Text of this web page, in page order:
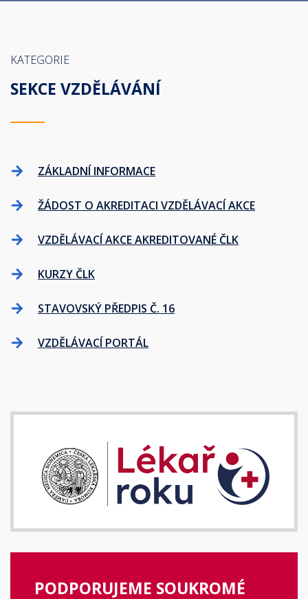
KATEGORIE
SEKCE VZDĚLÁVÁNÍ
ZÁKLADNÍ INFORMACE
ŽÁDOST O AKREDITACI VZDĚLÁVACÍ AKCE
VZDĚLÁVACÍ AKCE AKREDITOVANÉ ČLK
KURZY ČLK
STAVOVSKÝ PŘEDPIS Č. 16
VZDĚLÁVACÍ PORTÁL
PODPORUJEME SOUKROMÉ